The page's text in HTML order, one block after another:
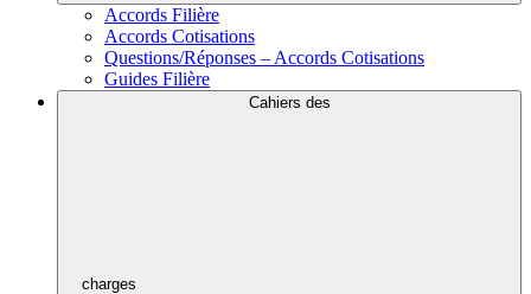
Accords Filière
Accords Cotisations
Questions/Réponses – Accords Cotisations
Guides Filière
Cahiers des
charges